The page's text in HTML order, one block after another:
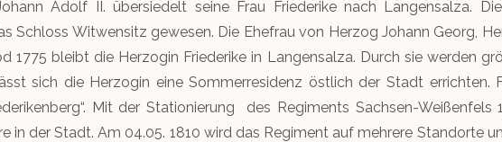
Adolf II. übersiedelt seine Frau Friederike nach Langensalza.
Schloss Witwensitz gewesen. Die Ehefrau von Herzog Johann Georg,
1775 bleibt die Herzogin Friederike in Langensalza. Durch sie werden
sich die Herzogin eine Sommerresidenz östlich der Stadt
Mit der Stationierung des Regiments Sachsen-
in der Stadt. Am 04.05. 1810 wird das Regiment auf mehrere Standorte